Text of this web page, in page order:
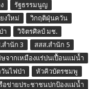
รัฐธรรมนูญ
งใหม่
วิกฤติฝุ่นควัน
า
วิจิตรศิลป์ มช.
สำนัก 3
สสส.สำนัก 5
จากเหมืองแร่ปนเปื้อนแม่น้ำ
นไฟป่า
หัวคิวบัตรชมพู
อข่ายประชาชนปกป้องแม่น้ำ